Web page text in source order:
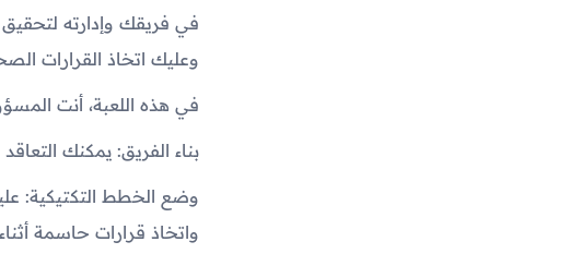
في فريقك وإدارته لتحقيق
وعليك اتخاذ القرارات
في هذه اللعبة، أنت
بناء الفريق: يمكنك
وضع الخطط التكتيكية:
واتخاذ قرارات حاسمة